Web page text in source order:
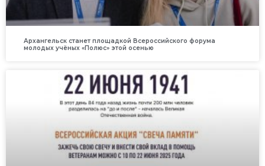
Архангельск станет площадкой Всероссийского форума
молодых учёных «Полюс» этой осенью